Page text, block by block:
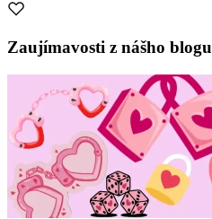
Zaujímavosti z nášho blogu